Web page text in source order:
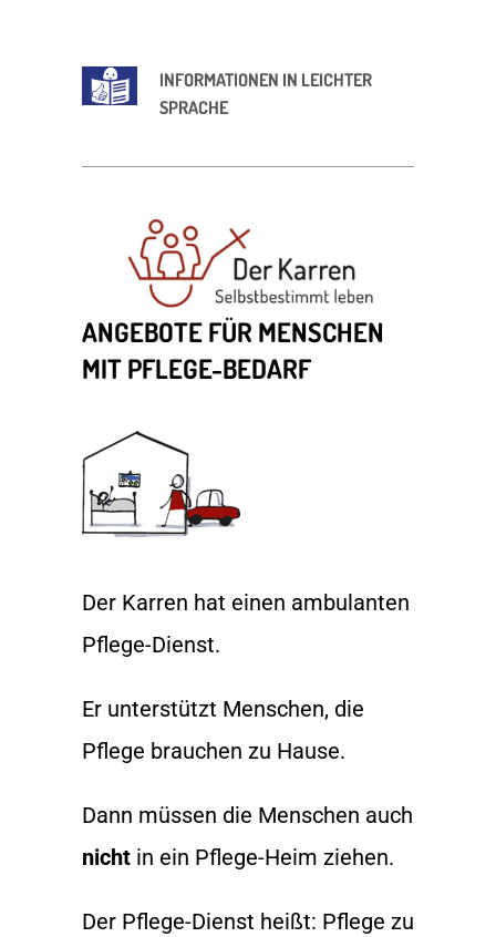
INFORMATIONEN IN LEICHTER
SPRACHE
ANGEBOTE FÜR MENSCHEN
MIT PFLEGE-BEDARF
Der Karren hat einen ambulanten
Pflege-Dienst.
Er unterstützt Menschen, die
Pflege brauchen zu Hause.
Dann müssen die Menschen auch
nicht in ein Pflege-Heim ziehen.
Der Pflege-Dienst heißt: Pflege zu